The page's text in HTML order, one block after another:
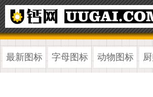
最新图标 字母图标 动物图标